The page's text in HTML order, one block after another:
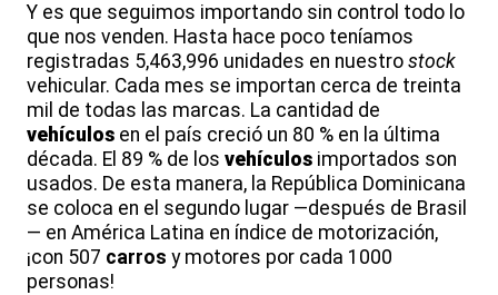
Y es que seguimos importando sin control todo lo
que nos venden. Hasta hace poco teníamos
registradas 5,463,996 unidades en nuestro stock
vehicular. Cada mes se importan cerca de treinta
mil de todas las marcas. La cantidad de
vehículos en el país creció un 80 % en la última
década. El 89 % de los vehículos importados son
usados. De esta manera, la República Dominicana
se coloca en el segundo lugar —después de Brasil
— en América Latina en índice de motorización,
¡con 507 carros y motores por cada 1000
personas!